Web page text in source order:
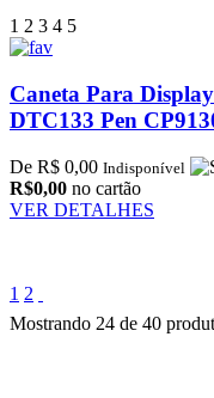
1 2 3 4 5
Caneta Para
DTC133 Pen
De R$ 0,00 Indisponível
R$0,00 no cartão
VER DETALHES
1 2
Mostrando 24 de 40